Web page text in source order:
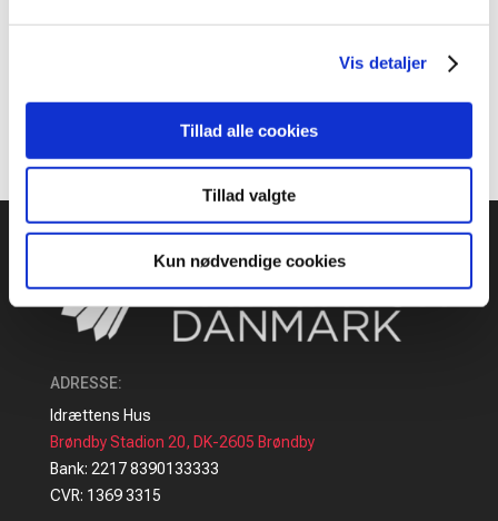
Vis detaljer
Tillad alle cookies
Tillad valgte
Kun nødvendige cookies
brugen af kommercielle holdnavne i alle
holdturneringssammenhænge i Danmark.
Klik her for at læse det nye reklamereglement
ADRESSE:
Idrættens Hus
Brøndby Stadion 20, DK-2605 Brøndby
Bank: 2217 8390133333
CVR: 1369 3315